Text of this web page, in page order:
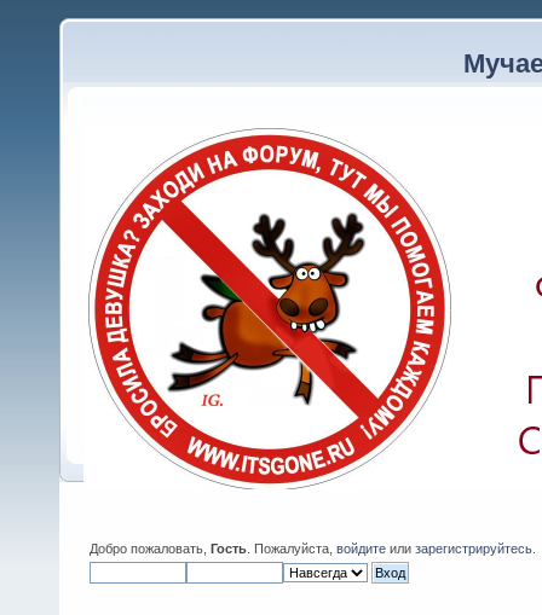
Добро пожаловать, Гость . Пожалуйста, войдите или зарегистрируйтесь
: Полный
основа​тель ресурса.
вознесением молитв,
ритуалов, вплоть до
процесс где-то
жервопринос​ить ещё не
(10:37:16) Scarface:
(10:37:53) Scarface: Блин, и
(12:16:47) RR: Ну а есть ли